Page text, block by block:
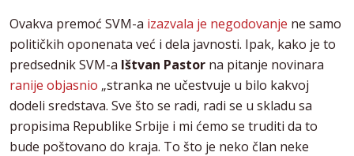
Ovakva premoć SVM-a izazvala je negodovanje ne samo
političkih oponenata već i dela javnosti. Ipak, kako je to
predsednik SVM-a Ištvan Pastor na pitanje novinara
ranije objasnio „stranka ne učestvuje u bilo kakvoj
dodeli sredstava. Sve što se radi, radi se u skladu sa
propisima Republike Srbije i mi ćemo se truditi da to
bude poštovano do kraja. To što je neko član neke